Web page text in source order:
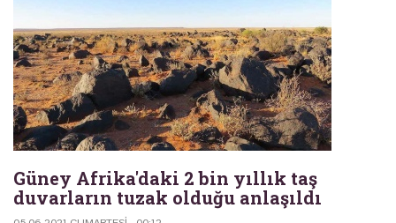
Güney Afrika'daki 2 bin yıllık taş
duvarların tuzak olduğu anlaşıldı